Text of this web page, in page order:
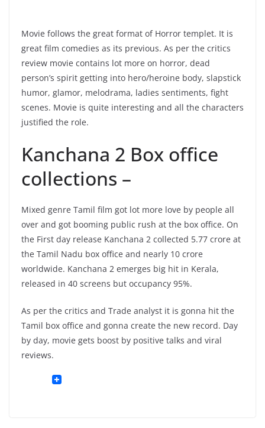
Movie follows the great format of Horror templet. It is
great film comedies as its previous. As per the critics
review movie contains lot more on horror, dead
person’s spirit getting into hero/heroine body, slapstick
humor, glamor, melodrama, ladies sentiments, fight
scenes. Movie is quite interesting and all the characters
justified the role.
Kanchana 2 Box office
collections –
Mixed genre Tamil film got lot more love by people all
over and got booming public rush at the box office. On
the First day release Kanchana 2 collected 5.77 crore at
the Tamil Nadu box office and nearly 10 crore
worldwide. Kanchana 2 emerges big hit in Kerala,
released in 40 screens but occupancy 95%.
As per the critics and Trade analyst it is gonna hit the
Tamil box office and gonna create the new record. Day
by day, movie gets boost by positive talks and viral
reviews.